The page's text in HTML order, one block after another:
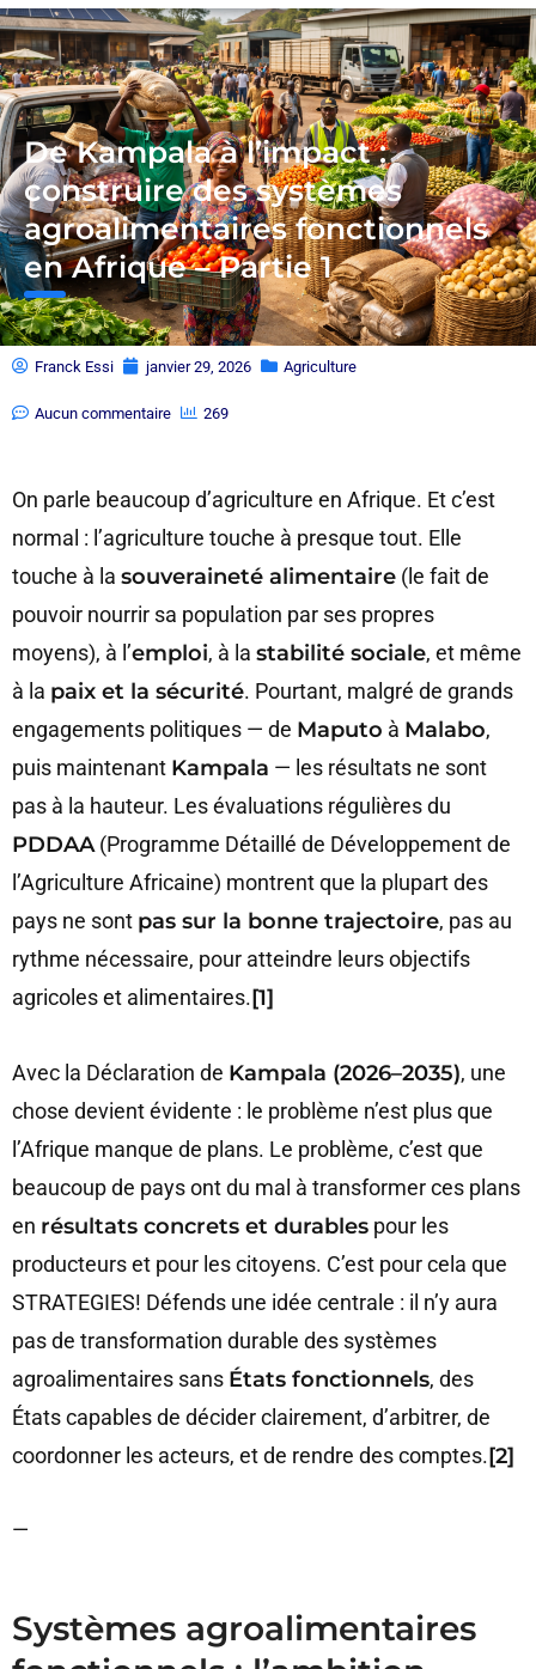
De Kampala à l’impact :
construire des systèmes
agroalimentaires fonctionnels
en Afrique – Partie 1
Franck Essi janvier 29, 2026 Agriculture
Aucun commentaire 269
On parle beaucoup d’agriculture en Afrique. Et c’est
normal : l’agriculture touche à presque tout. Elle
touche à la souveraineté alimentaire (le fait de
pouvoir nourrir sa population par ses propres
moyens), à l’emploi, à la stabilité sociale, et même
à la paix et la sécurité. Pourtant, malgré de grands
engagements politiques — de Maputo à Malabo,
puis maintenant Kampala — les résultats ne sont
pas à la hauteur. Les évaluations régulières du
PDDAA (Programme Détaillé de Développement de
l’Agriculture Africaine) montrent que la plupart des
pays ne sont pas sur la bonne trajectoire, pas au
rythme nécessaire, pour atteindre leurs objectifs
agricoles et alimentaires.[1]
Avec la Déclaration de Kampala (2026–2035), une
chose devient évidente : le problème n’est plus que
l’Afrique manque de plans. Le problème, c’est que
beaucoup de pays ont du mal à transformer ces plans
en résultats concrets et durables pour les
producteurs et pour les citoyens. C’est pour cela que
STRATEGIES! Défends une idée centrale : il n’y aura
pas de transformation durable des systèmes
agroalimentaires sans États fonctionnels, des
États capables de décider clairement, d’arbitrer, de
coordonner les acteurs, et de rendre des comptes.[2]
—
Systèmes agroalimentaires